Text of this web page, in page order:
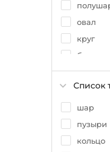
овал
круг
бокал
эллипс
Список
шар
пузыри
кольцо